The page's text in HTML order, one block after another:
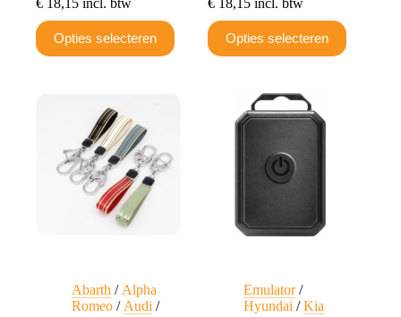
Opties selecteren
Dit
product
heeft
gekozen
worden
productpagina
Opties selecteren
Dit
product
heeft
optie
productpagina
Abarth / Alpha
Romeo / Audi /
Emulator/
Hyundai /Kia